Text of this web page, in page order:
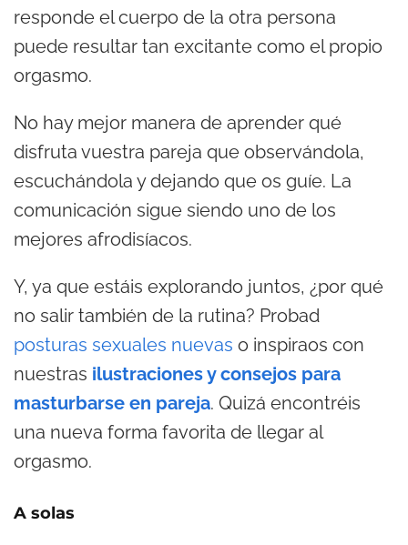
responde el cuerpo de la otra persona
puede resultar tan excitante como el propio
orgasmo.
No hay mejor manera de aprender qué
disfruta vuestra pareja que observándola,
escuchándola y dejando que os guíe. La
comunicación sigue siendo uno de los
mejores afrodisíacos.
Y, ya que estáis explorando juntos, ¿por qué
no salir también de la rutina? Probad
posturas sexuales nuevas o inspiraos con
nuestras ilustraciones y consejos para
masturbarse en pareja. Quizá encontréis
una nueva forma favorita de llegar al
orgasmo.
A solas